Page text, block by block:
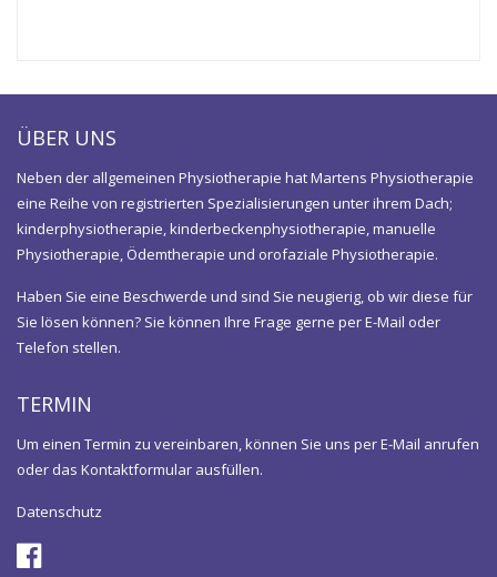
ÜBER UNS
Neben der allgemeinen Physiotherapie hat Martens Physiotherapie
eine Reihe von registrierten Spezialisierungen unter ihrem Dach;
kinderphysiotherapie, kinderbeckenphysiotherapie, manuelle
Physiotherapie, Ödemtherapie und orofaziale Physiotherapie.
Haben Sie eine Beschwerde und sind Sie neugierig, ob wir diese für
Sie lösen können? Sie können Ihre Frage gerne per E-Mail oder
Telefon stellen.
TERMIN
Um einen Termin zu vereinbaren, können Sie uns per E-Mail anrufen
oder das Kontaktformular ausfüllen.
Datenschutz